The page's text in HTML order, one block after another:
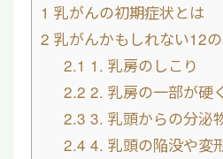
1 乳がんの初期症状とは
2 乳がんかもしれない12
2.1 1. 乳房のしこり
2.2 2. 乳房の一部が硬
2.3 3. 乳頭からの分泌
2.4 4. 乳頭の陥没や変